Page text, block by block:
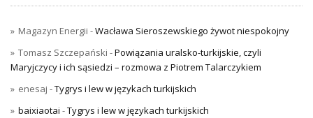
Magazyn Energii -Wacława Sieroszewskiego żywot niespokojny
Tomasz Szczepański -Powiązania uralsko-turkijskie, czyli
Maryjczycy i ich sąsiedzi – rozmowa z Piotrem Talarczykiem
enesaj -Tygrys i lew w językach turkijskich
baixiaotai -Tygrys i lew w językach turkijskich